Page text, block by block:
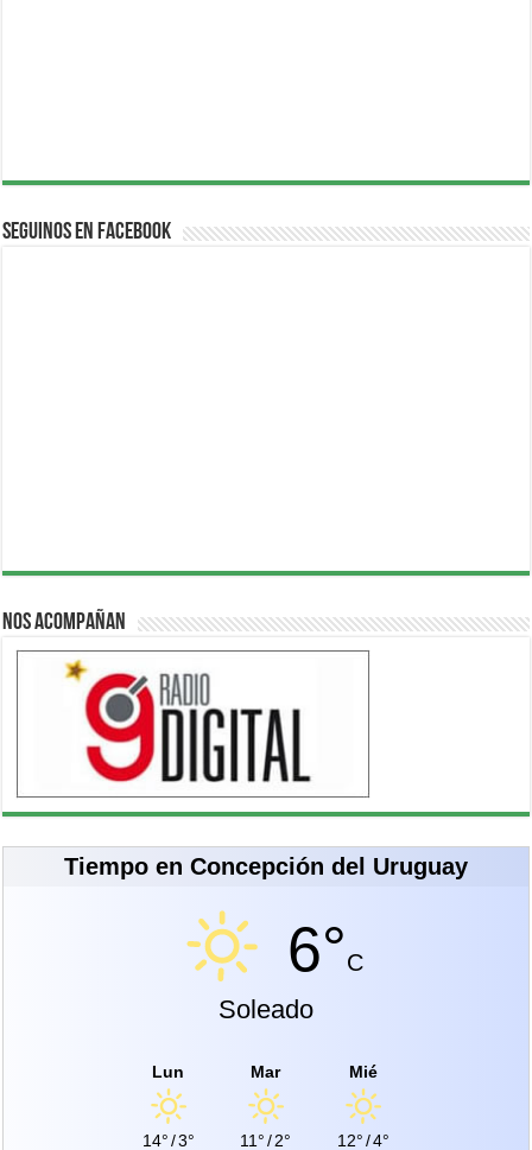
Seguinos en Facebook
Nos acompañan
Tiempo en Concepción del Uruguay
6°C
Soleado
Lun
14°/3°
Mar
11° /2°
Mié
12°/4°